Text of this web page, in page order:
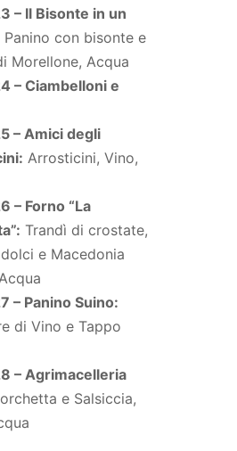
– Il Bisonte in un
Panino con bisonte e
Morellone, Acqua
– Ciambelloni e
– Amici degli
Arrosticini, Vino,
– Forno “La
Trandì di crostate,
e Macedonia
– Panino Suino:
di Vino e Tappo
– Agrimacelleria
e Salsiccia,